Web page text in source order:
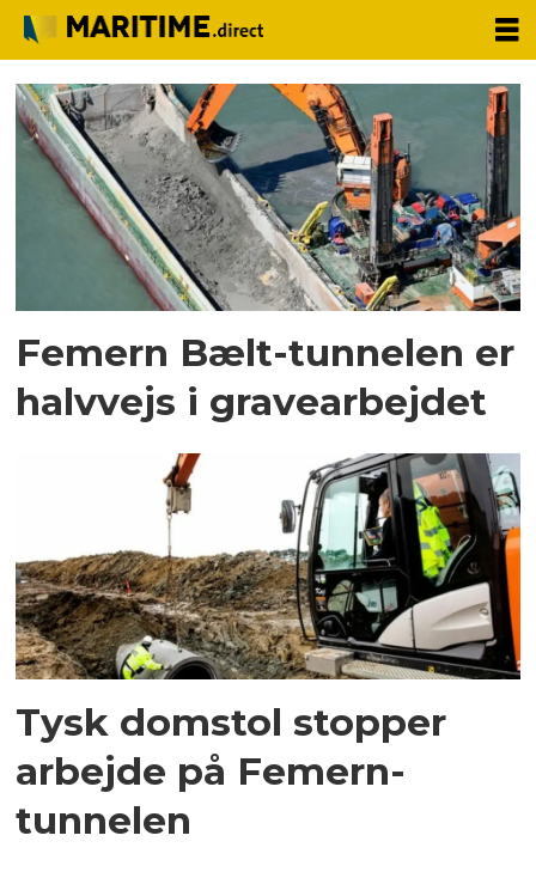
Tag:
gravearbejde
Femern Bælt-tunnelen er
halvvejs i gravearbejdet
Tysk domstol stopper
arbejde på Femern-
tunnelen